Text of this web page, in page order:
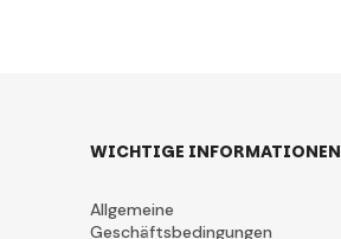
WICHTIGE INFORMATIONEN
Allgemeine
Geschäftsbedingungen